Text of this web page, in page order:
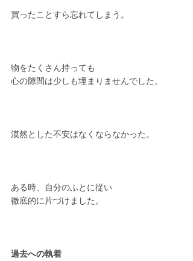
買ったことすら忘れてしまう。
物をたくさん持っても
心の隙間は少しも埋まりませんでした。
漠然とした不安はなくならなかった。
ある時、自分のふとに従い
徹底的に片づけました。
過去への執着